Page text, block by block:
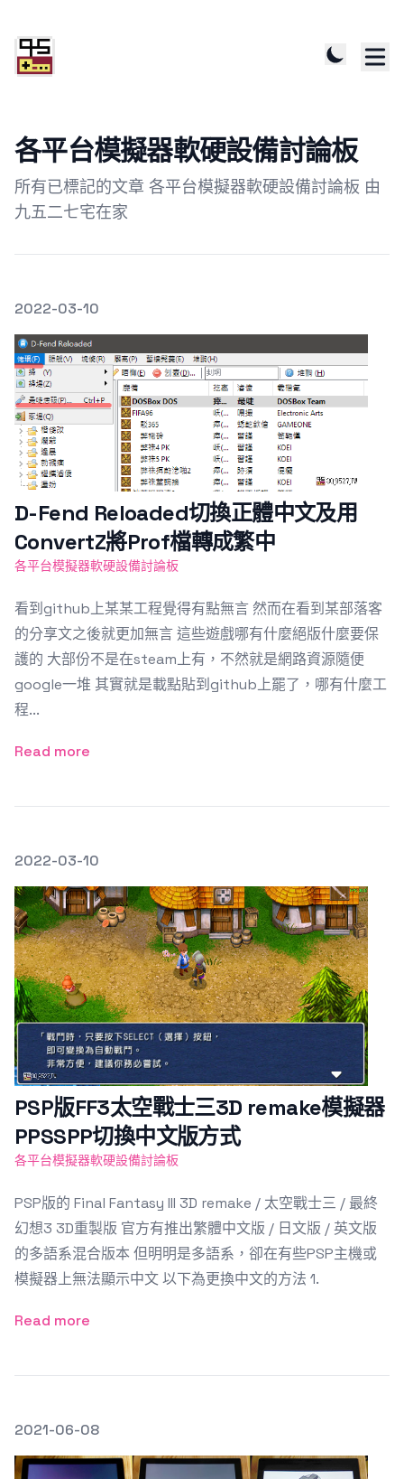
各平台模擬器軟硬設備討論板
所有已標記的文章 各平台模擬器軟硬設備討論板 由
九五二七宅在家
發文於
2022-03-10
D-Fend Reloaded切換正體中文及用
ConvertZ將Prof檔轉成繁中
各平台模擬器軟硬設備討論板
看到github上某某工程覺得有點無言 然而在看到某部落客
的分享文之後就更加無言 這些遊戲哪有什麼絕版什麼要保
護的 大部份不是在steam上有，不然就是網路資源隨便
google一堆 其實就是載點貼到github上罷了，哪有什麼工
程...
Read more
發文於
2022-03-10
PSP版FF3太空戰士三3D remake模擬器
PPSSPP切換中文版方式
各平台模擬器軟硬設備討論板
PSP版的 Final Fantasy III 3D remake / 太空戰士三 / 最終
幻想3 3D重製版 官方有推出繁體中文版 / 日文版 / 英文版
的多語系混合版本 但明明是多語系，卻在有些PSP主機或
模擬器上無法顯示中文 以下為更換中文的方法 1.
Read more
發文於
2021-06-08